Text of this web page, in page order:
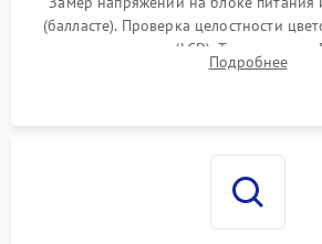
(балласте). Проверка целостности
или поляризаторов (LCD). Тестирование
температуры и оптопар с помощью
Подробнее